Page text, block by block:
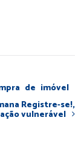
de imóvel
Registre-se!,
vulnerável